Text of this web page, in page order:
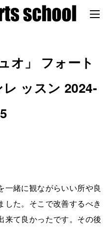
オ」 フォート
ッスン 2024-
一緒に観ながらいい所や良
した。そこで改善するべき
来て良かったです。その後